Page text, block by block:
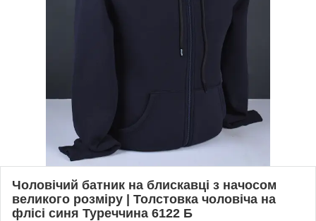
Чоловічий батник на блискавці з начосом
великого розміру | Толстовка чоловіча на
флісі синя Туреччина 6122 Б